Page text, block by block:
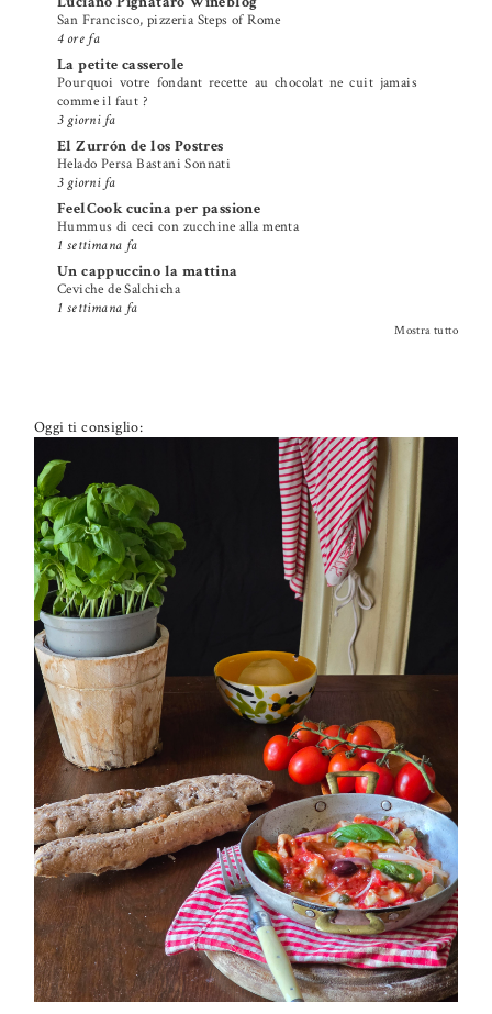
San Francisco, pizzeria Steps of Rome
4 ore fa
La petite casserole
Pourquoi votre fondant recette au chocolat ne cuit jamais
comme il faut ?
3 giorni fa
El Zurrón de los Postres
Helado Persa Bastani Sonnati
3 giorni fa
FeelCook cucina per passione
Hummus di ceci con zucchine alla menta
1 settimana fa
Un cappuccino la mattina
Ceviche de Salchicha
1 settimana fa
Mostra tutto
Oggi ti consiglio:
PETTI DI POLLO ALLA PIZZAIOLA